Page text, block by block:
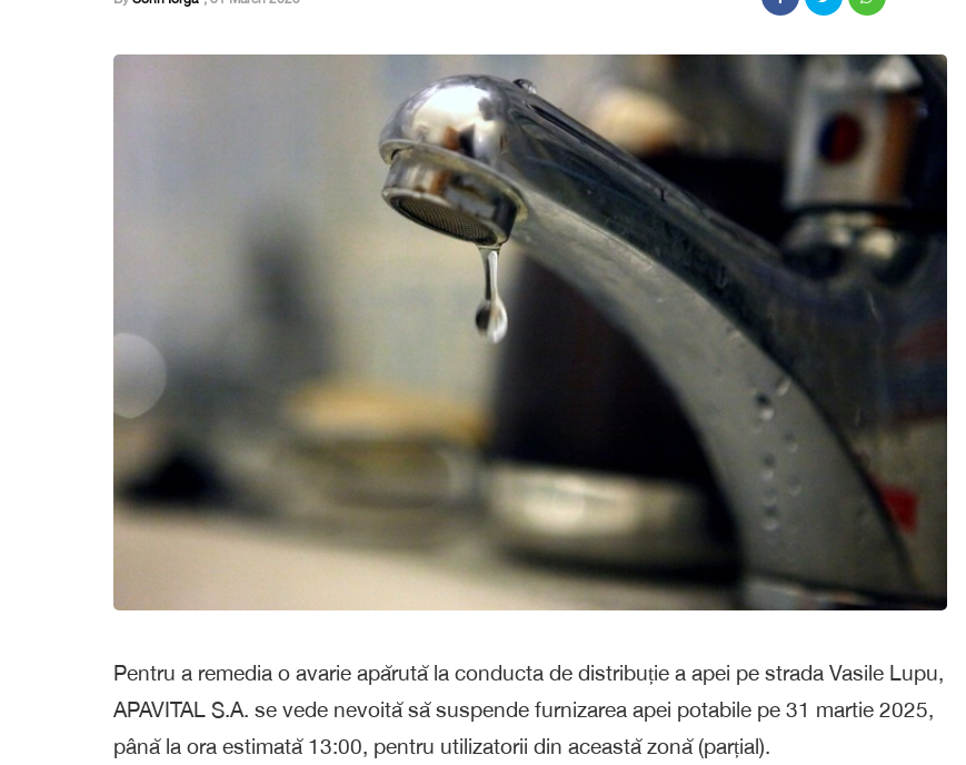
Pentru a remedia o avarie apărută la conducta de distribuție a apei pe strada Vasile Lupu,
APAVITAL S.A. se vede nevoită să suspende furnizarea apei potabile pe 31 martie 2025,
până la ora estimată 13:00, pentru utilizatorii din această zonă (parțial).